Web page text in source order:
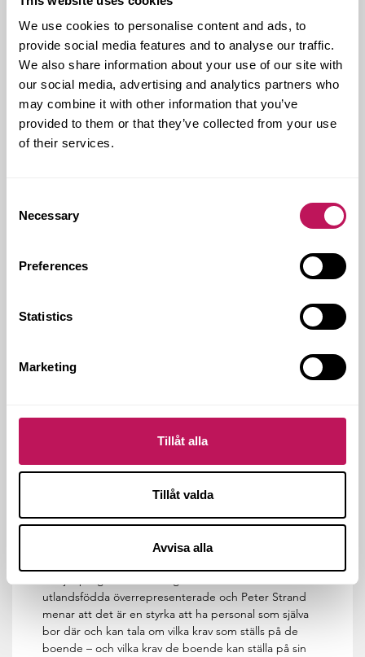
We use cookies to personalise content and ads, to
provide social media features and to analyse our traffic.
We also share information about your use of our site with
our social media, advertising and analytics partners who
may combine it with other information that you’ve
provided to them or that they’ve collected from your use
of their services.
Selection
Necessary
Preferences
Statistics
Marketing
Tillåt alla
Tillåt valda
Avvisa alla
Man sabbar inte ett staket
som
grannnen har målat
– Peter Strand, vd Victoria Park
Avtal tecknades med arbetsförmedlingen och facket
och fem miljövärdar anställdes. Miljövärdarna arbetade
följer kollektivavtalet, och en del av
anställning och tanken är att de ska vara en
– De vi rekryterar tillhör en grupp människor som står
långt ifrån arbetsmarknaden, ofta
sitt första cv som går i god för deras arbetsförmåga
och gör det lättare för dem att ta sig vidare in i
– En del av dem vi rekryterar faller ifrån av
personer fullföljt vår anställning och ett trettiotal av
dem har gått vidare till fasta anställningar utanför vår
olika servicejobb inom fastighetsskötsel.
utlandsfödda överrepresenterade och Peter Strand
menar att det är en styrka att ha personal som själva
bor där och kan tala om vilka krav som ställs på de
boende – och vilka krav de boende kan ställa på sin